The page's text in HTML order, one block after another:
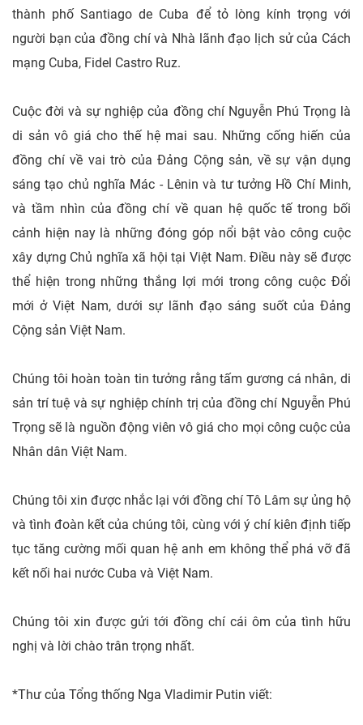
thành phố Santiago de Cuba để tỏ lòng kính trọng với
người bạn của đồng chí và Nhà lãnh đạo lịch sử của Cách
mạng Cuba, Fidel Castro Ruz.
Cuộc đời và sự nghiệp của đồng chí Nguyễn Phú Trọng là
di sản vô giá cho thế hệ mai sau. Những cống hiến của
đồng chí về vai trò của Đảng Cộng sản, về sự vận dụng
sáng tạo chủ nghĩa Mác - Lênin và tư tưởng Hồ Chí Minh,
và tầm nhìn của đồng chí về quan hệ quốc tế trong bối
cảnh hiện nay là những đóng góp nổi bật vào công cuộc
xây dựng Chủ nghĩa xã hội tại Việt Nam. Điều này sẽ được
thể hiện trong những thắng lợi mới trong công cuộc Đổi
mới ở Việt Nam, dưới sự lãnh đạo sáng suốt của Đảng
Cộng sản Việt Nam.
Chúng tôi hoàn toàn tin tưởng rằng tấm gương cá nhân, di
sản trí tuệ và sự nghiệp chính trị của đồng chí Nguyễn Phú
Trọng sẽ là nguồn động viên vô giá cho mọi công cuộc của
Nhân dân Việt Nam.
Chúng tôi xin được nhắc lại với đồng chí Tô Lâm sự ủng hộ
và tình đoàn kết của chúng tôi, cùng với ý chí kiên định tiếp
tục tăng cường mối quan hệ anh em không thể phá vỡ đã
kết nối hai nước Cuba và Việt Nam.
Chúng tôi xin được gửi tới đồng chí cái ôm của tình hữu
nghị và lời chào trân trọng nhất.
*Thư của Tổng thống Nga Vladimir Putin viết: